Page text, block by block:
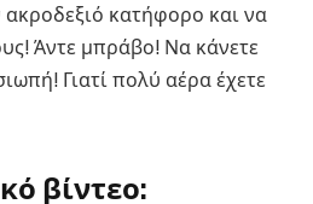
κατήφορο και να
Άντε μπράβο! Να κάνετε
Γιατί πολύ αέρα έχετε
βίντεο: